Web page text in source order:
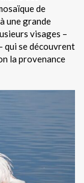
de
une grande
visages –
qui se découvrent
la provenance